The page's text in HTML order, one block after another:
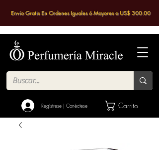
Regístrese | Conéctese Carrito
Envío Gratis En Ordenes Iguales ó Mayores a US$ 300.00